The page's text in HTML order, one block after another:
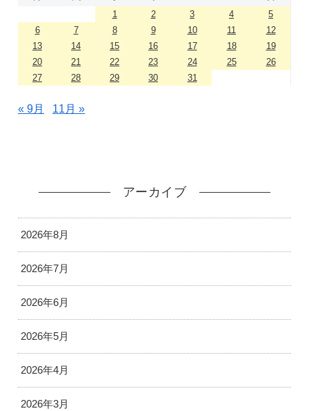
1
2 3 4
5
6
7 8 9 10 11
12
13
14 15 16 17 18
19
20
21 22 23 24 25
26
27
28 29 30 31
« 9月 11月 »
アーカイブ
2026年8月
2026年7月
2026年6月
2026年5月
2026年4月
2026年3月